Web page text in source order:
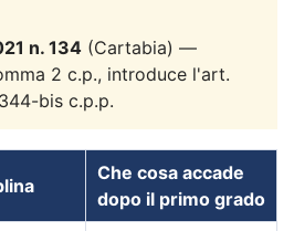
n. 134 (Cartabia) —
2 c.p., introduce l'art.
bis c.p.p.
Che cosa accade
dopo il primo grado